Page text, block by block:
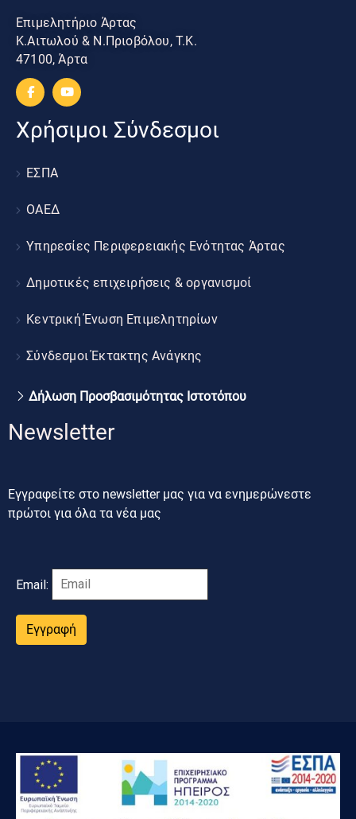
Επιμελητήριο Άρτας
Κ.Αιτωλού & Ν.Πριοβόλου, Τ.Κ.
47100, Άρτα
Χρήσιμοι Σύνδεσμοι
ΕΣΠΑ
ΟΑΕΔ
Υπηρεσίες Περιφερειακής Ενότητας Άρτας
Δημοτικές επιχειρήσεις & οργανισμοί
Κεντρική Ένωση Επιμελητηρίων
Σύνδεσμοι Έκτακτης Ανάγκης
Δήλωση Προσβασιμότητας Ιστοτόπου
Newsletter
Εγγραφείτε στο newsletter μας για να ενημερώνεστε
πρώτοι για όλα τα νέα μας
Email:
Εγγραφή